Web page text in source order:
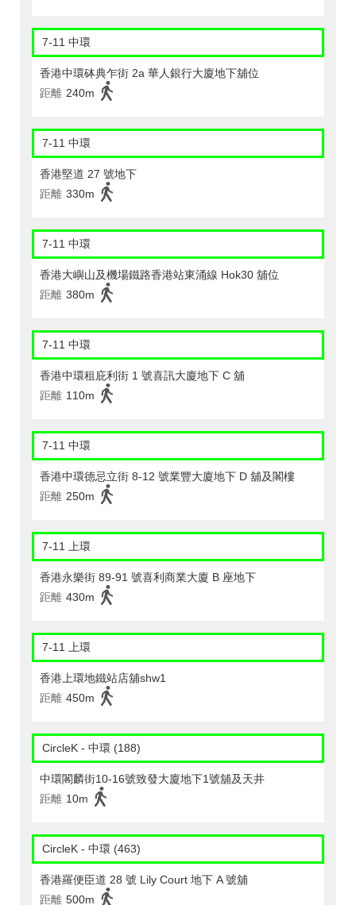
7-11 中環
香港中環砵典乍街 2a 華人銀行大廈地下舖位
距離 240m
7-11 中環
香港堅道 27 號地下
距離 330m
7-11 中環
香港大嶼山及機場鐵路香港站東涌線 Hok30 舖位
距離 380m
7-11 中環
香港中環租庇利街 1 號喜訊大廈地下 C 舖
距離 110m
7-11 中環
香港中環德忌立街 8-12 號業豐大廈地下 D 舖及閣樓
距離 250m
7-11 上環
香港永樂街 89-91 號喜利商業大廈 B 座地下
距離 430m
7-11 上環
香港上環地鐵站店舖shw1
距離 450m
CircleK - 中環 (188)
中環閣麟街10-16號致發大廈地下1號舖及天井
距離 10m
CircleK - 中環 (463)
香港羅便臣道 28 號 Lily Court 地下 A 號舖
距離 500m